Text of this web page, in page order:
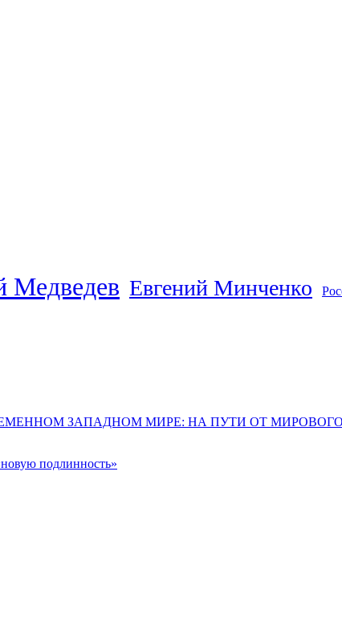
Медведев Евгений Минченко
ЗАПАДНОМ МИРЕ: НА ПУТИ ОТ
подлинность»